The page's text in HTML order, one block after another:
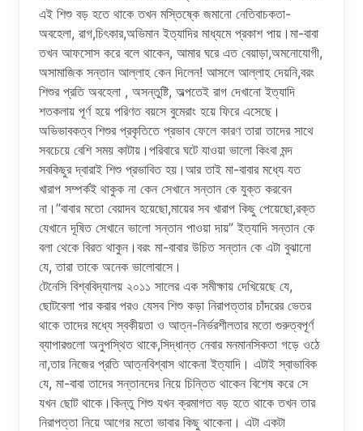
এই শিশু বড় হতে থাকে তখন মস্তিষ্কে জমানো নেতিবাচকতা-
অবহেলা, রাগ,চিৎকার,অভিমান ইত্যাদির মাধ্যমে প্রকাশ পায়।মা-বাবা
তখন আফসোস করে বলে থাকেন, আমার ঘরে এত বেয়াড়া,অমনোযোগী,
অসামাজিক সন্তান আল্লাহ কেন দিলেন! আসলে আল্লাহ দেয়নি,বরং
শিশুর প্রতি অবহেলা , অসন্তুষ্টি, অল্পতেই রাগ দেখানো ইত্যাদি
শতকলায় পূর্ণ হয়ে পরিণত বয়সে বুমেরাং হয়ে ফিরে এসেছে।
অভিভাবকত্ব শিশুর প্রকৃতিতে প্রভাব ফেলে কারণ তারা তাদের সাথে
সবচেয়ে বেশি সময় কাটায়।পরিবারে ঘটে যাওয়া ভালো কিংবা মন্দ
সবকিছুর দ্বারাই শিশু প্রভাবিত হয়।আর তাই মা-বাবার মধ্যে যত
খারাপ সম্পর্কই থাকুক না কেন সেখানে সন্তান কে যুক্ত করবেন
না।”বাবার মতো বেয়াদব হয়েছো,মায়ের সব খারাপ কিছু পেয়েছো,রক্ত
যেখানে দূষিত সেখানে ভালো সন্তান পাওয়া দায়” ইত্যাদি সন্তান কে
বলা থেকে বিরত থাকুন।বরং মা-বাবার উচিত সন্তান কে এটা বুঝানো
যে, তারা তাকে অনেক ভালোবাসে।
টেনেসি বিশ্ববিদ্যালয় ২০১১ সালের এক সমীক্ষায় দেখিয়েছে যে,
ছোটবেলা পার করার পরও যেসব শিশু কড়া নিরাপত্তার চাঁদরের ভেতর
থাকে তাদের মধ্যে স্বকীয়তা ও আত্ন-নির্ভরশীলতার মতো গুরুত্বপূর্ণ
ব্যাপারগুলো অনুপস্থিত থাকে,সিদ্ধান্ত নেবার মনমানসিকতা গড়ে ওঠে
না,তার নিজের প্রতি আত্নবিশ্বাস থাকেনা ইত্যাদি। এটাই স্বাভাবিক
যে, মা-বাবা তাদের সন্তানদের নিয়ে চিন্তিত থাকেন বিশেষ করে সে
যখন ছোট থাকে।কিন্তু শিশু যখন ক্রমাগত বড় হতে থাকে তখন তার
নিরাপত্তা নিয়ে আগের মতো ভাবার কিছু থাকেনা। এটা একটা